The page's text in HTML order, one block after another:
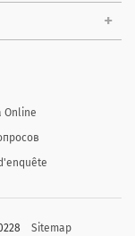
Online
Sitemap